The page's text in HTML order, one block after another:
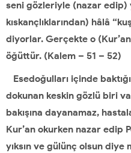
seni gözleriyle (nazar edip)
kıskançlıklarından) hâlâ
diyorlar. Gerçekte o
öğüttür. (Kalem – 51 – 52)
Esedoğulları içinde
dokunan keskin gözlü biri
bakışına dayanamaz,
Kur’an okurken nazar edip
yıksın ve gülünç olsun diye